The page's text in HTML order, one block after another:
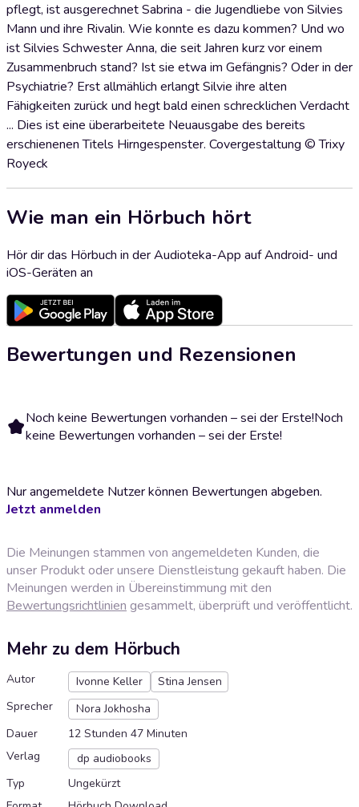
pflegt, ist ausgerechnet Sabrina - die Jugendliebe von Silvies
Mann und ihre Rivalin. Wie konnte es dazu kommen? Und wo
ist Silvies Schwester Anna, die seit Jahren kurz vor einem
Zusammenbruch stand? Ist sie etwa im Gefängnis? Oder in der
Psychiatrie? Erst allmählich erlangt Silvie ihre alten
Fähigkeiten zurück und hegt bald einen schrecklichen Verdacht
... Dies ist eine überarbeitete Neuausgabe des bereits
erschienenen Titels Hirngespenster. Covergestaltung © Trixy
Royeck
Wie man ein Hörbuch hört
Hör dir das Hörbuch in der Audioteka-App auf Android- und
iOS-Geräten an
Bewertungen und Rezensionen
Noch keine Bewertungen vorhanden – sei der Erste!Noch
keine Bewertungen vorhanden – sei der Erste!
Nur angemeldete Nutzer können Bewertungen abgeben.
Jetzt anmelden
Die Meinungen stammen von angemeldeten Kunden, die
unser Produkt oder unsere Dienstleistung gekauft haben. Die
Meinungen werden in Übereinstimmung mit den
Bewertungsrichtlinien gesammelt, überprüft und veröffentlicht.
Mehr zu dem Hörbuch
Autor Ivonne Keller
Stina Jensen
Sprecher
Nora Jokhosha
Dauer
12 Stunden 47 Minuten
Verlag
dp audiobooks
Typ
Ungekürzt